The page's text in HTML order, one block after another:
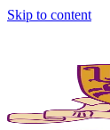
Skip to content